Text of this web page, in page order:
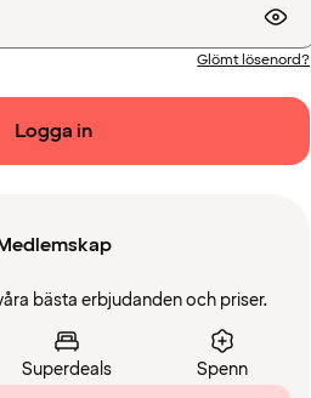
Glömt lösenord?
Logga in
bästa erbjudanden och priser.
Superdeals Spenn